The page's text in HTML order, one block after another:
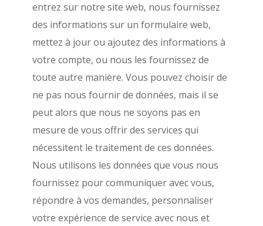
entrez sur notre site web, nous fournissez
des informations sur un formulaire web,
mettez à jour ou ajoutez des informations à
votre compte, ou nous les fournissez de
toute autre manière. Vous pouvez choisir de
ne pas nous fournir de données, mais il se
peut alors que nous ne soyons pas en
mesure de vous offrir des services qui
nécessitent le traitement de ces données.
Nous utilisons les données que vous nous
fournissez pour communiquer avec vous,
répondre à vos demandes, personnaliser
votre expérience de service avec nous et